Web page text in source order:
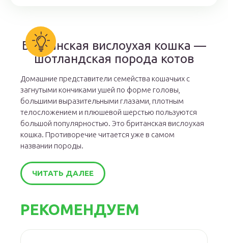
Британская вислоухая кошка —
шотландская порода котов
Домашние представители семейства кошачьих с
загнутыми кончиками ушей по форме головы,
большими выразительными глазами, плотным
телосложением и плюшевой шерстью пользуются
большой популярностью. Это британская вислоухая
кошка. Противоречие читается уже в самом
названии породы.
ЧИТАТЬ ДАЛЕЕ
РЕКОМЕНДУЕМ